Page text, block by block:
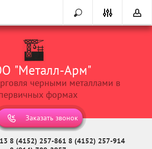
"Металл-Арм"
черными металлами в
формах
Заказать звонок
8 (4152) 257-861 8 (4152) 257-914